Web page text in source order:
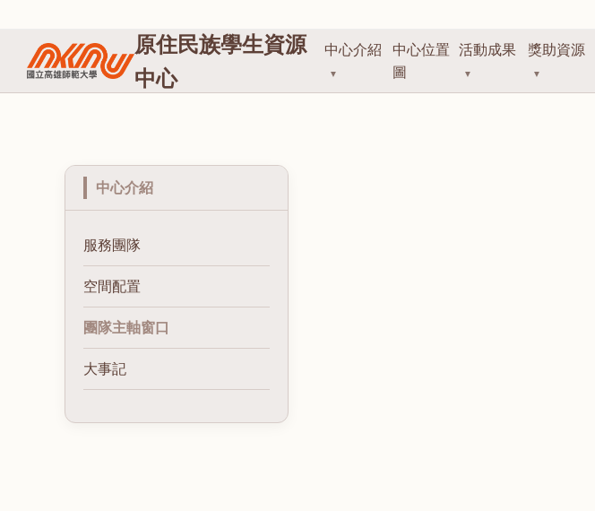
原住民族學生資源
中心
中心介紹
▼
中心位置
圖
活動成果
▼
獎助資源
▼
中心介紹
服務團隊
空間配置
團隊主軸窗口
大事記